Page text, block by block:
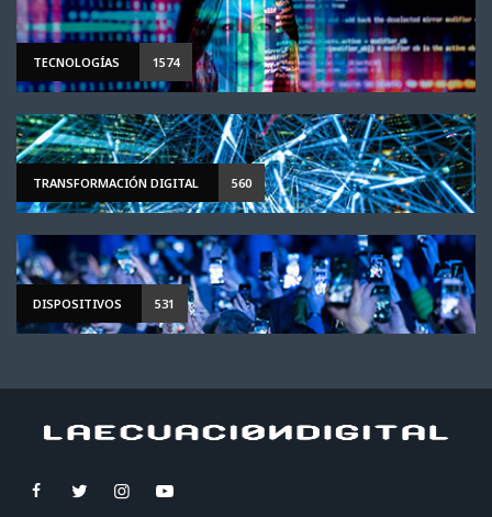
TECNOLOGÍAS 1574
TRANSFORMACIÓN DIGITAL 560
DISPOSITIVOS 531